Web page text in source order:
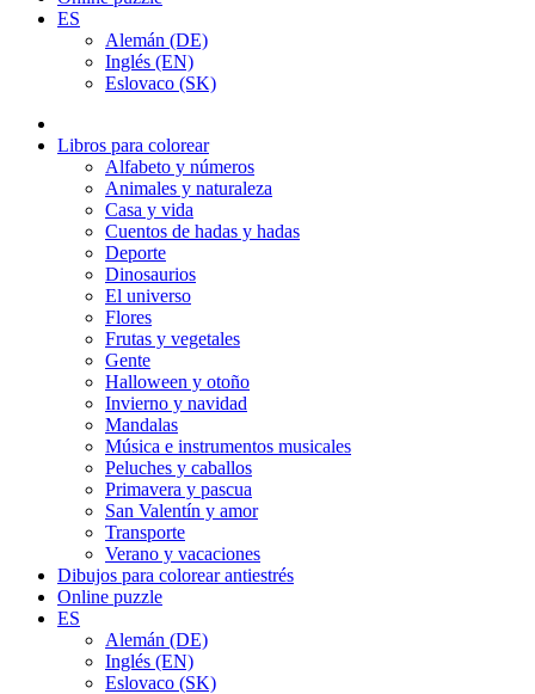
ES
Alemán (DE)
Inglés (EN)
Eslovaco (SK)
Libros para colorear
Alfabeto y números
Animales y naturaleza
Casa y vida
Cuentos de hadas y hadas
Deporte
Dinosaurios
El universo
Flores
Frutas y vegetales
Gente
Halloween y otoño
Invierno y navidad
Mandalas
Música e instrumentos musicales
Peluches y caballos
Primavera y pascua
San Valentín y amor
Transporte
Verano y vacaciones
Dibujos para colorear antiestrés
Online puzzle
ES
Alemán (DE)
Inglés (EN)
Eslovaco (SK)